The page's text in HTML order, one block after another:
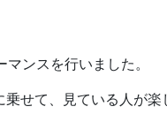
ンスを行いました。
せて、見ている人が楽